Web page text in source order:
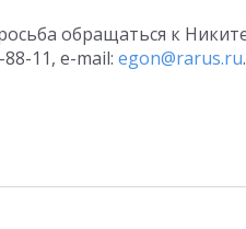
обращаться к
11, e-mail: egon@rarus.ru.